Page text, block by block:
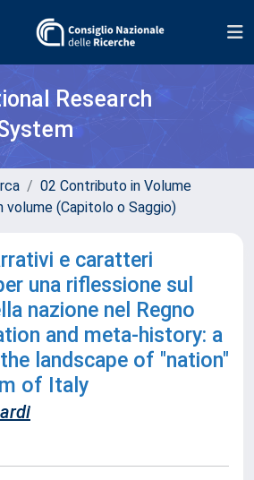
Research
02 Contributo in Volume
volume (Capitolo o Saggio)
e caratteri
una riflessione sul
nazione nel Regno
and meta-history: a
landscape of "nation"
of Italy